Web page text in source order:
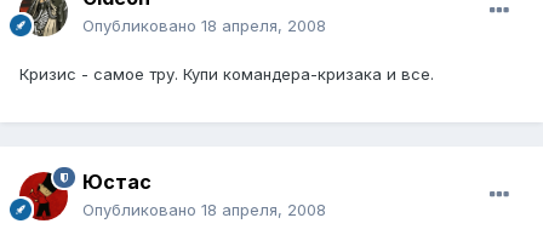
Опубликовано 18 апреля, 2008
Кризис - самое тру. Купи командера-кризака и все.
Юстаc
Опубликовано 18 апреля, 2008